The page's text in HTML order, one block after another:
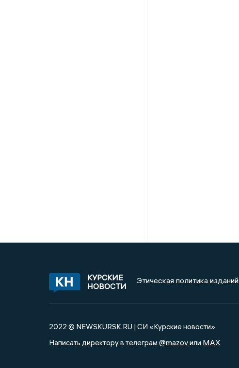
КУРСКИЕ
НОВОСТИ
Этическая политика изданий
2022 © NEWSKURSK.RU | СИ «Курские новости»
Написать директору в телеграм @mazovили MAX